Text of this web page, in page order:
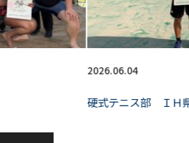
2026.06.04
硬式テニス部 ＩＨ